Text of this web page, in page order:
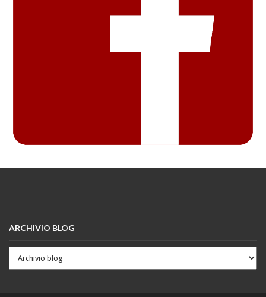
ARCHIVIO BLOG